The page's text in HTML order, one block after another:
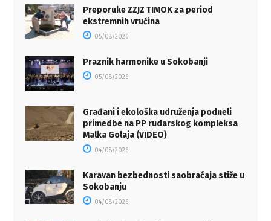
Preporuke ZZJZ TIMOK za period
ekstremnih vrućina
05/08/2026
Praznik harmonike u Sokobanji
05/08/2026
Građani i ekološka udruženja podneli
primedbe na PP rudarskog kompleksa
Malka Golaja (VIDEO)
04/08/2026
Karavan bezbednosti saobraćaja stiže u
Sokobanju
04/08/2026